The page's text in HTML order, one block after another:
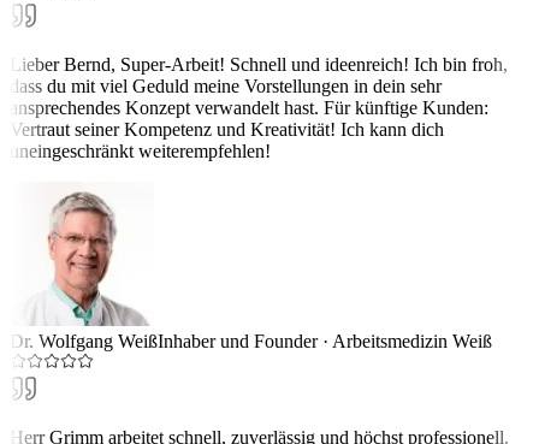
Lieber Bernd, Super-Arbeit! Schnell und ideenreich! Ich bin froh,
dass du mit viel Geduld meine Vorstellungen in dein sehr
ansprechendes Konzept verwandelt hast. Für künftige Kunden:
Vertraut seiner Kompetenz und Kreativität! Ich kann dich
uneingeschränkt weiterempfehlen!
Dr. Wolfgang WeißInhaber und Founder· Arbeitsmedizin Weiß
Herr Grimm arbeitet schnell, zuverlässig und höchst professionell.